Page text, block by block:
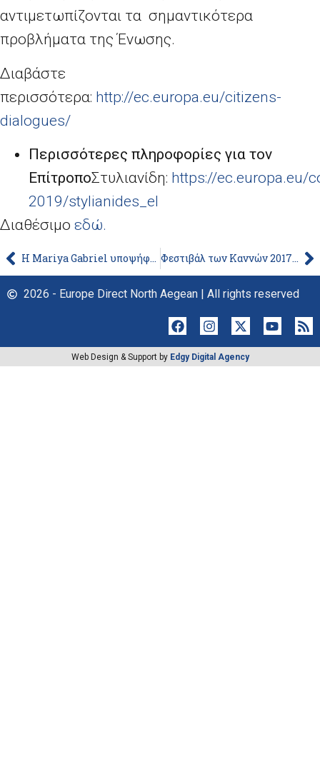
αντιμετωπίζονται τα σημαντικότερα
προβλήματα της Ένωσης.
Διαβάστε
περισσότερα: http://ec.europa.eu/citizens-
dialogues/
Περισσότερες πληροφορίες για τον
ΕπίτροποΣτυλιανίδη: https://ec.europa.eu/
2019/stylianides_el
Διαθέσιμο εδώ.
Η Mariya Gabriel υποψήφια για τη θέση Επιτρόπου ψηφιακής οικονομίας και κοινωνίας Φεστιβάλ των Καννών 2017, 70 χρόνια: το Ευρωπαϊκό πρόγραμμα MEDIA υποστηρίζει 20 ταινίες
2026 - Europe Direct North Aegean | All rights reserved
Web Design & Support by Edgy Digital Agency